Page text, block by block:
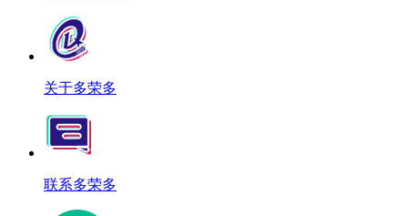
关于多荣多
联系多荣多